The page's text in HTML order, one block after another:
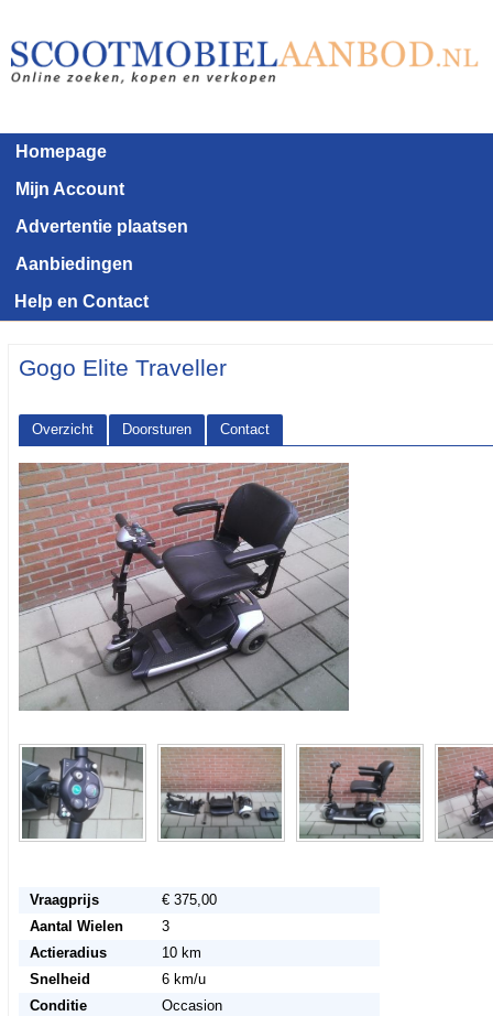
Homepage
Mijn Account
Advertentie plaatsen
Aanbiedingen
Help en Contact
Gogo Elite Traveller
Overzicht Doorsturen
Contact
<< Terug naar het advertentie overzicht
Vraagprijs
€ 375,00
Aantal Wielen
3
Actieradius
10 km
Snelheid
6 km/u
Conditie
Occasion